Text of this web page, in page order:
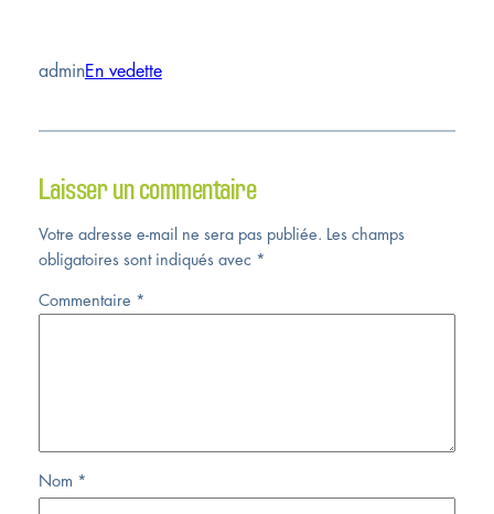
adminEn vedette
Laisser un commentaire
Votre adresse e-mail ne sera pas publiée.
Les champs
obligatoires sont indiqués avec *
Commentaire *
Nom *